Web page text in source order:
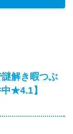
解き暇つぶ
★4.1】